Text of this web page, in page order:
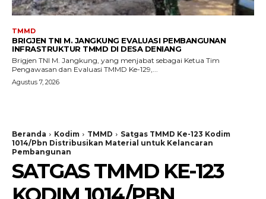
TMMD
BRIGJEN TNI M. JANGKUNG EVALUASI PEMBANGUNAN
INFRASTRUKTUR TMMD DI DESA DENIANG
Brigjen TNI M. Jangkung, yang menjabat sebagai Ketua Tim
Pengawasan dan Evaluasi TMMD Ke-129,...
Agustus 7, 2026